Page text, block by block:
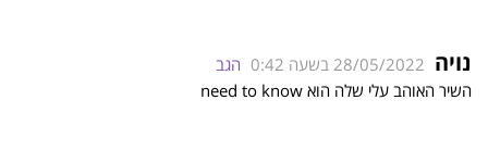
נויה 28/05/2022 בשעה 0:42
הגב
השיר האוהב עלי שלה הוא need to know